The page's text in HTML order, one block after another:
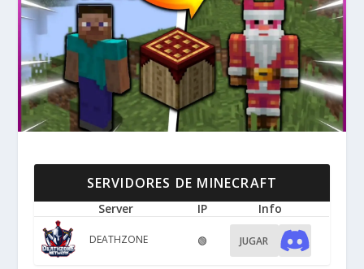
SERVIDORES DE MINECRAFT
Server IP Info
DEATHZONE 🟢 JUGAR